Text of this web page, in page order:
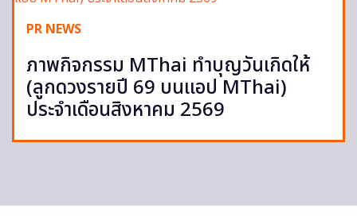
PR NEWS
ภาพกิจกรรม MThai ทำบุญวันเกิดให้
(ลูกดวงรายปี 69 บนแอป MThai)
ประจำเดือนสิงหาคม 2569